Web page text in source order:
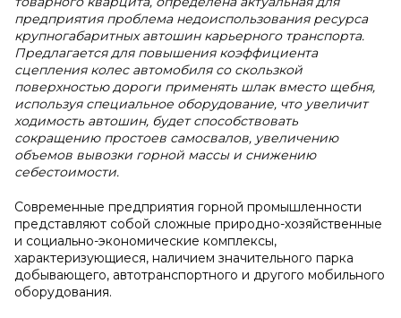
предприятия проблема недоиспользования ресурса
крупногабаритных автошин карьерного транспорта.
Предлагается для повышения коэффициента
сцепления колес автомобиля со скользкой
поверхностью дороги применять шлак вместо щебня,
используя специальное оборудование, что увеличит
ходимость автошин, будет способствовать
сокращению простоев самосвалов, увеличению
объемов вывозки горной массы и снижению
себестоимости.
Современные предприятия горной промышленности
представляют собой сложные природно-хозяйственные
и социально-экономические комплексы,
характеризующиеся, наличием значительного парка
добывающего, автотранспортного и другого мобильного
оборудования.